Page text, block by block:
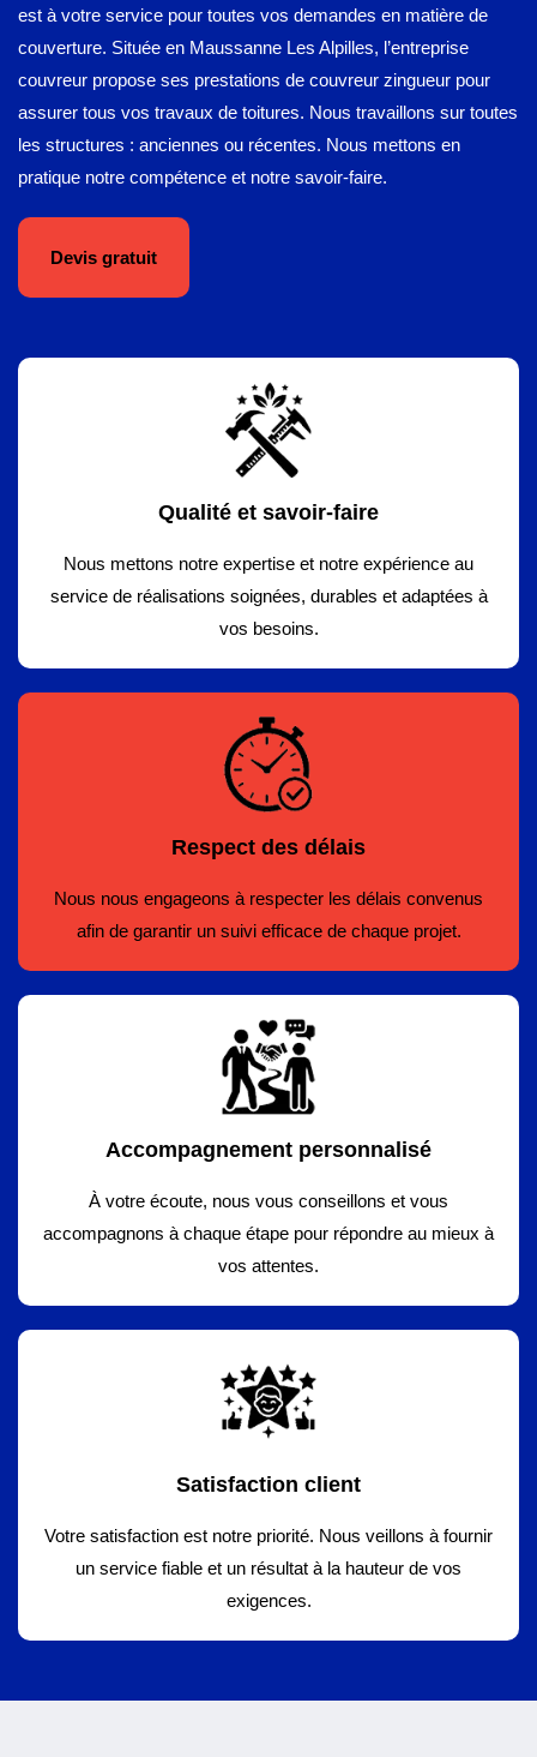
est à votre service pour toutes vos demandes en matière de
couverture. Située en Maussanne Les Alpilles, l’entreprise
couvreur propose ses prestations de couvreur zingueur pour
assurer tous vos travaux de toitures. Nous travaillons sur toutes
les structures : anciennes ou récentes. Nous mettons en
pratique notre compétence et notre savoir-faire.
Devis gratuit
Qualité et savoir-faire
Nous mettons notre expertise et notre expérience au
service de réalisations soignées, durables et adaptées à
vos besoins.
Respect des délais
Nous nous engageons à respecter les délais convenus
afin de garantir un suivi efficace de chaque projet.
Accompagnement personnalisé
À votre écoute, nous vous conseillons et vous
accompagnons à chaque étape pour répondre au mieux à
vos attentes.
Satisfaction client
Votre satisfaction est notre priorité. Nous veillons à fournir
un service fiable et un résultat à la hauteur de vos
exigences.